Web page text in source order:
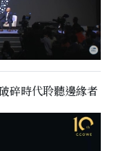
碎時代聆聽邊緣者